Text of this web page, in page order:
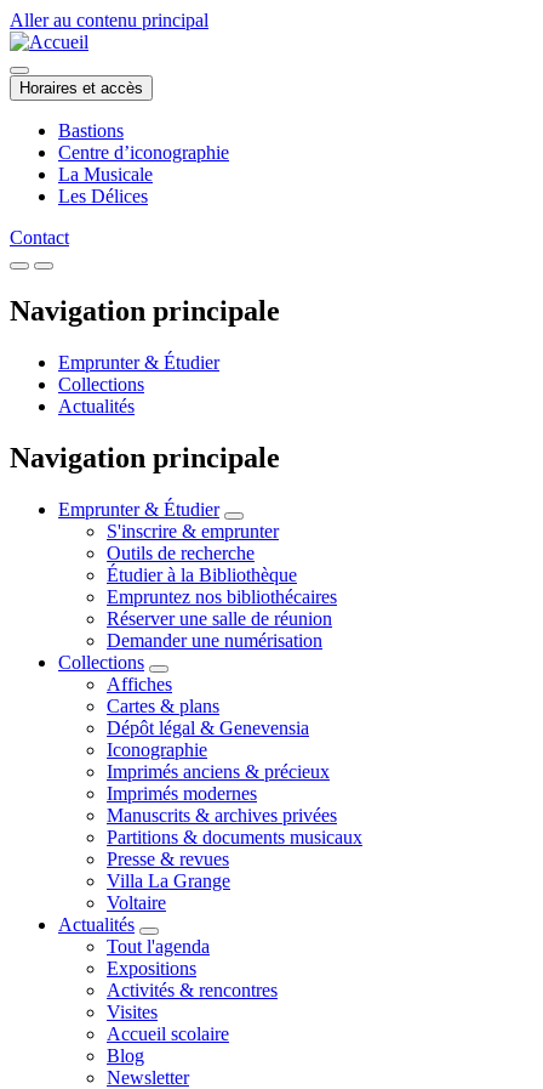
Aller au contenu principal
Horaires et accès
Bastions
Centre d’iconographie
La Musicale
Les Délices
Contact
Navigation principale
Emprunter & Étudier
Collections
Actualités
Navigation principale
Emprunter & Étudier
S'inscrire & emprunter
Outils de recherche
Étudier à la Bibliothèque
Empruntez nos bibliothécaires
Réserver une salle de réunion
Demander une numérisation
Collections
Affiches
Cartes & plans
Dépôt légal & Genevensia
Iconographie
Imprimés anciens & précieux
Imprimés modernes
Manuscrits & archives privées
Partitions & documents musicaux
Presse & revues
Villa La Grange
Voltaire
Actualités
Tout l'agenda
Expositions
Activités & rencontres
Visites
Accueil scolaire
Blog
Newsletter